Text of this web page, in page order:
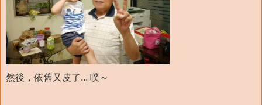
然後，依舊又皮了... 噗～